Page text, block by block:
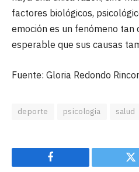
factores biológicos,
emoción es un fenómeno tan
esperable que sus causas
Fuente: Gloria Redondo
deporte psicologia salud
Facebook